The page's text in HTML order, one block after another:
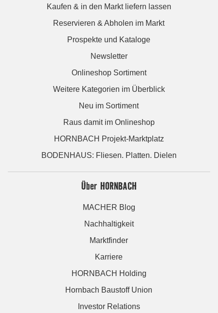
Kaufen & in den Markt liefern lassen
Reservieren & Abholen im Markt
Prospekte und Kataloge
Newsletter
Onlineshop Sortiment
Weitere Kategorien im Überblick
Neu im Sortiment
Raus damit im Onlineshop
HORNBACH Projekt-Marktplatz
BODENHAUS: Fliesen. Platten. Dielen
Über HORNBACH
MACHER Blog
Nachhaltigkeit
Marktfinder
Karriere
HORNBACH Holding
Hornbach Baustoff Union
Investor Relations